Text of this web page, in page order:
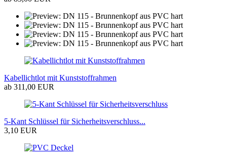
Kabellichtlot mit Kunststoffrahmen
ab 311,00 EUR
5-Kant Schlüssel für Sicherheitsverschluss...
3,10 EUR